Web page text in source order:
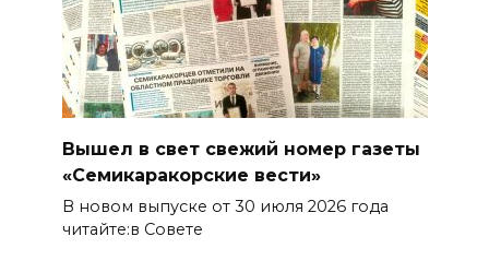
Вышел в свет свежий номер газеты
«Семикаракорские вести»
В новом выпуске от 30 июля 2026 года
читайте:в Совете